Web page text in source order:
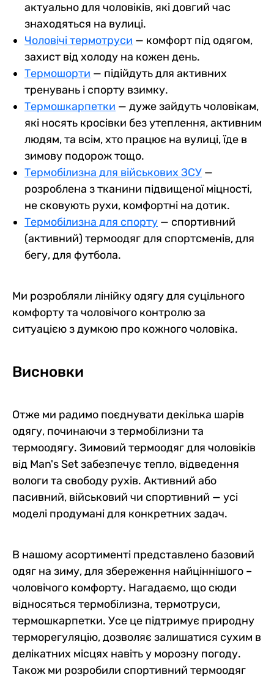
актуально для чоловіків, які довгий час
знаходяться на вулиці.
Чоловічі термотруси — комфорт під одягом,
захист від холоду на кожен день.
Термошорти — підійдуть для активних
тренувань і спорту взимку.
Термошкарпетки — дуже зайдуть чоловікам,
які носять кросівки без утеплення, активним
людям, та всім, хто працює на вулиці, їде в
зимову подорож тощо.
Термобілизна для військових ЗСУ —
розроблена з тканини підвищеної міцності,
не сковують рухи, комфортні на дотик.
Термобілизна для спорту — спортивний
(активний) термоодяг для спортсменів, для
бегу, для футбола.
Ми розробляли лінійку одягу для суцільного
комфорту та чоловічого контролю за
ситуацією з думкою про кожного чоловіка.
Висновки
Отже ми радимо поєднувати декілька шарів
одягу, починаючи з термобілизни та
термоодягу. Зимовий термоодяг для чоловіків
від Man's Set забезпечує тепло, відведення
вологи та свободу рухів. Активний або
пасивний, військовий чи спортивний — усі
моделі продумані для конкретних задач.
В нашому асортименті представлено базовий
одяг на зиму, для збереження найціннішого –
чоловічого комфорту. Нагадаємо, що сюди
відносяться термобілизна, термотруси,
термошкарпетки. Усе це підтримує природну
терморегуляцію, дозволяє залишатися сухим в
делікатних місцях навіть у морозну погоду.
Також ми розробили спортивний термоодяг